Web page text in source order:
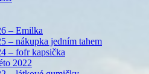
– Emilka
– nákupka jedním tahem
– fofr kapsička
2022